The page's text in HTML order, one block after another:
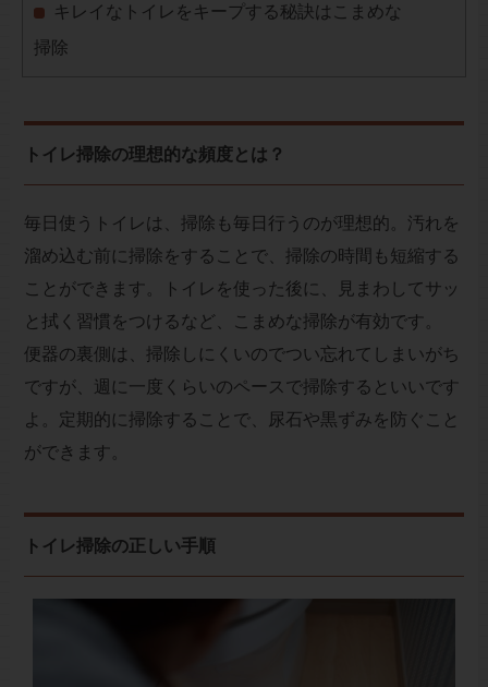
キレイなトイレをキープする秘訣はこまめな
掃除
トイレ掃除の理想的な頻度とは？
毎日使うトイレは、掃除も毎日行うのが理想的。汚れを
溜め込む前に掃除をすることで、掃除の時間も短縮する
ことができます。トイレを使った後に、見まわしてサッ
と拭く習慣をつけるなど、こまめな掃除が有効です。
便器の裏側は、掃除しにくいのでつい忘れてしまいがち
ですが、週に一度くらいのペースで掃除するといいです
よ。定期的に掃除することで、尿石や黒ずみを防ぐこと
ができます。
トイレ掃除の正しい手順